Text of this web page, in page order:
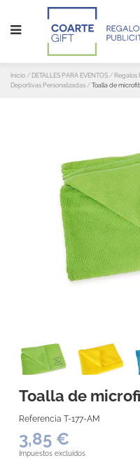
Inicio DETALLES PARA EVENTOS Regalos
Deportivas Personalizadas
Toalla de
Toalla de
Referencia T-177-AM
3,85 €
Impuestos excluidos